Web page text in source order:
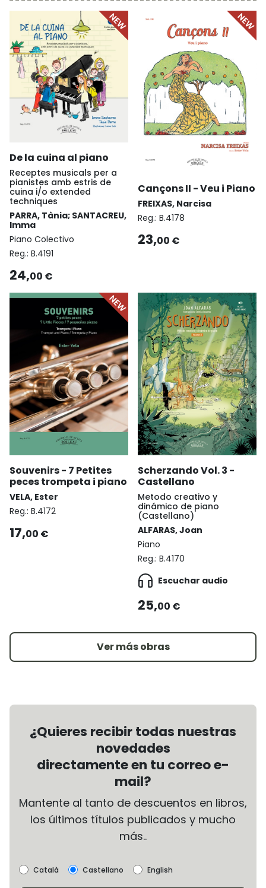
De la cuina al piano
Receptes musicals per a
pianistes amb estris de
cuina i/o extended
techniques
PARRA, Tània; SANTACREU,
Imma
Piano Colectivo
Reg.: B.4191
24,00 €
Cançons II - Veu i Piano
FREIXAS, Narcisa
Reg.: B.4178
23,00 €
Souvenirs - 7 Petites
peces trompeta i piano
VELA, Ester
Reg.: B.4172
17,00 €
Scherzando Vol. 3 -
Castellano
Metodo creativo y
dinámico de piano
(Castellano)
ALFARAS, Joan
Piano
Reg.: B.4170
Escuchar audio
25,00 €
Ver más obras
¿Quieres recibir todas nuestras
novedades
directamente en tu correo e-
mail?
Mantente al tanto de descuentos en libros,
los últimos títulos publicados y mucho
más..
Català Castellano English